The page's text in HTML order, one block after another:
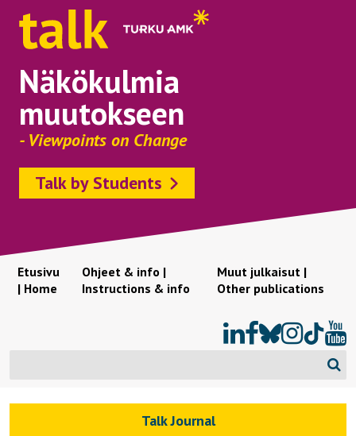
Näkökulmia
muutokseen
- Viewpoints on Change
Talk by Students
Etusivu
| Home
Ohjeet & info |
Instructions & info
Muut julkaisut |
Other publications
Talk Journal